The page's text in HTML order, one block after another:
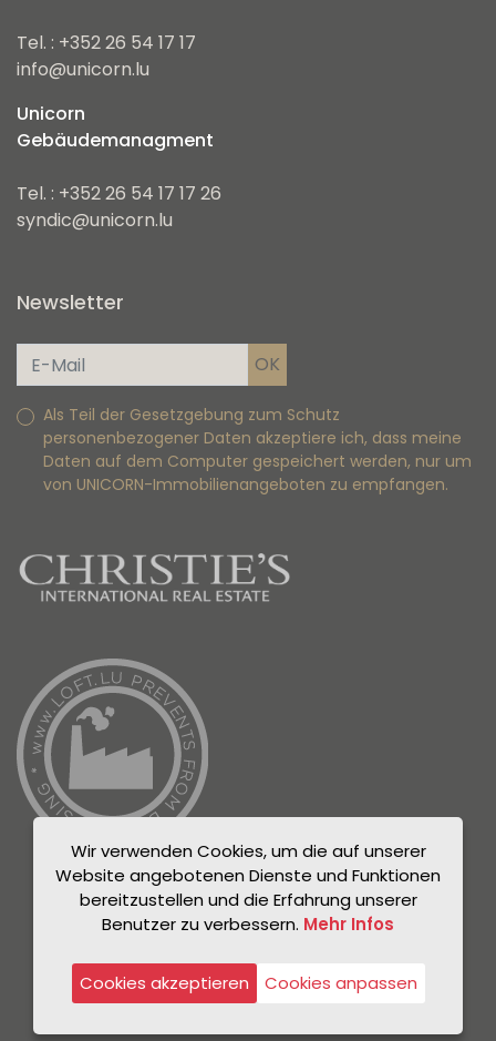
Tel. : +352 26 54 17 17
info@unicorn.lu
Unicorn
Gebäudemanagment
Tel. : +352 26 54 17 17 26
syndic@unicorn.lu
Newsletter
Als Teil der Gesetzgebung zum Schutz
personenbezogener Daten akzeptiere ich, dass meine
Daten auf dem Computer gespeichert werden, nur um
von UNICORN-Immobilienangeboten zu empfangen.
Datenschutzrichtlinie
Rechtlicher Hinweis
Wir verwenden Cookies, um die auf unserer
Website angebotenen Dienste und Funktionen
bereitzustellen und die Erfahrung unserer
Benutzer zu verbessern. Mehr Infos
Cookies akzeptieren Cookies anpassen